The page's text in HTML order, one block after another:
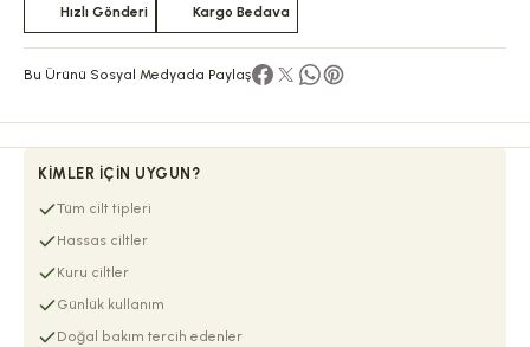
Hızlı Gönderi Kargo Bedava
Bu Ürünü Sosyal Medyada Paylaş
KIMLER İÇIN UYGUN?
Tüm cilt tipleri
Hassas ciltler
Kuru ciltler
Günlük kullanım
Doğal bakım tercih edenler